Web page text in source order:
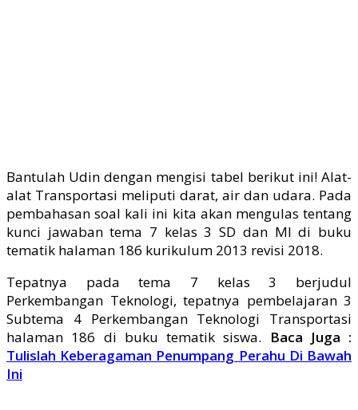
Bantulah Udin dengan mengisi tabel berikut ini! Alat-
alat Transportasi meliputi darat, air dan udara. Pada
pembahasan soal kali ini kita akan mengulas tentang
kunci jawaban tema 7 kelas 3 SD dan MI di buku
tematik halaman 186 kurikulum 2013 revisi 2018.
Tepatnya pada tema 7 kelas 3 berjudul
Perkembangan Teknologi, tepatnya pembelajaran 3
Subtema 4 Perkembangan Teknologi Transportasi
halaman 186 di buku tematik siswa.
Baca Juga :
Tulislah Keberagaman Penumpang Perahu Di Bawah
Ini